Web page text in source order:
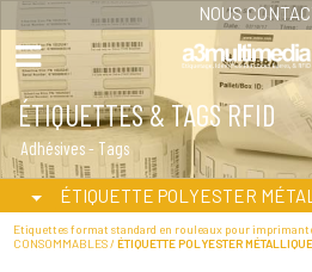
NOUS
ÉTIQUETTES & TAGS RFID
Adhésives - Tags
ÉTIQUETTE POLYESTER
Etiquettes format standard en rouleaux pour imprimante
CONSOMMABLES /ÉTIQUETTE POLYESTER